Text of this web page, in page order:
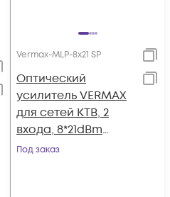
Vermax-MLP-8x21 SP
Оптический
усилитель VERMAX
для сетей КТВ, 2
входа, 8*21dBm
выходов, WDM
Под заказ